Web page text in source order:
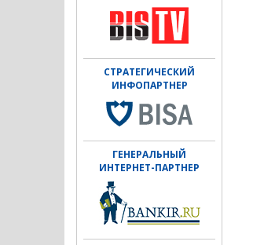
СТРАТЕГИЧЕСКИЙ
ИНФОПАРТНЕР
ГЕНЕРАЛЬНЫЙ
ИНТЕРНЕТ-ПАРТНЕР